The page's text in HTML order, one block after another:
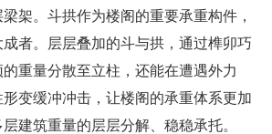
架。斗拱作为楼阁的重要承重构件，
者。层层叠加的斗与拱，通过榫卯巧
重量分散至立柱，还能在遭遇外力
变缓冲冲击，让楼阁的承重体系更加
建筑重量的层层分解、稳稳承托。